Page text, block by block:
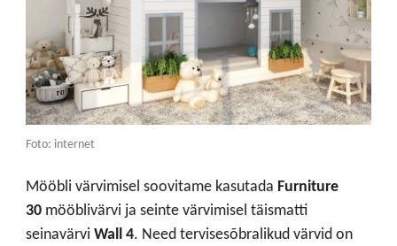
Mööbli värvimisel soovitame kasutada Furniture
30 mööblivärvi ja seinte värvimisel täismatti
seinavärvi Wall 4. Need tervisesõbralikud värvid on
Foto: internet